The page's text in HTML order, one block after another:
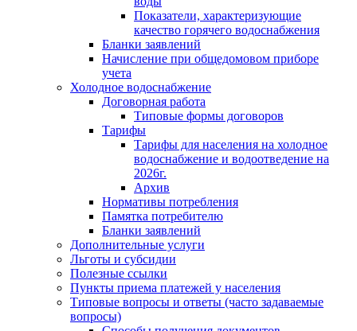
Показатели, характеризующие
качество горячего водоснабжения
Бланки заявлений
Начисление при общедомовом приборе
учета
Холодное водоснабжение
Договорная работа
Типовые формы договоров
Тарифы
Тарифы для населения на холодное
водоснабжение и водоотведение на
2026г.
Архив
Нормативы потребления
Памятка потребителю
Бланки заявлений
Дополнительные услуги
Льготы и субсидии
Полезные ссылки
Пункты приема платежей у населения
Типовые вопросы и ответы (часто задаваемые
вопросы)